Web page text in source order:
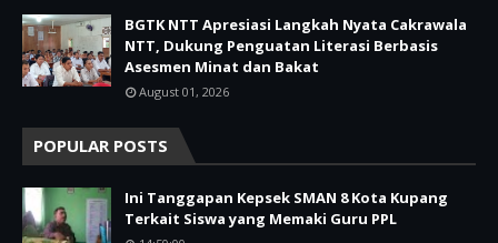
BGTK NTT Apresiasi Langkah Nyata Cakrawala
NTT, Dukung Penguatan Literasi Berbasis
Asesmen Minat dan Bakat
August 01, 2026
POPULAR POSTS
Ini Tanggapan Kepsek SMAN 8 Kota Kupang
Terkait Siswa yang Memaki Guru PPL